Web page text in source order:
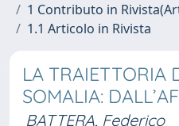
1 Contributo in
1.1 Articolo in Rivista
LA TRAIETTORIA
SOMALIA:
BATTERA, Federico